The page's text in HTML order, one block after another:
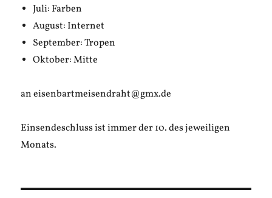
Juli: Farben
August: Internet
September: Tropen
Oktober: Mitte
an eisenbartmeisendraht@gmx.de
Einsendeschluss ist immer der 10. des jeweiligen
Monats.